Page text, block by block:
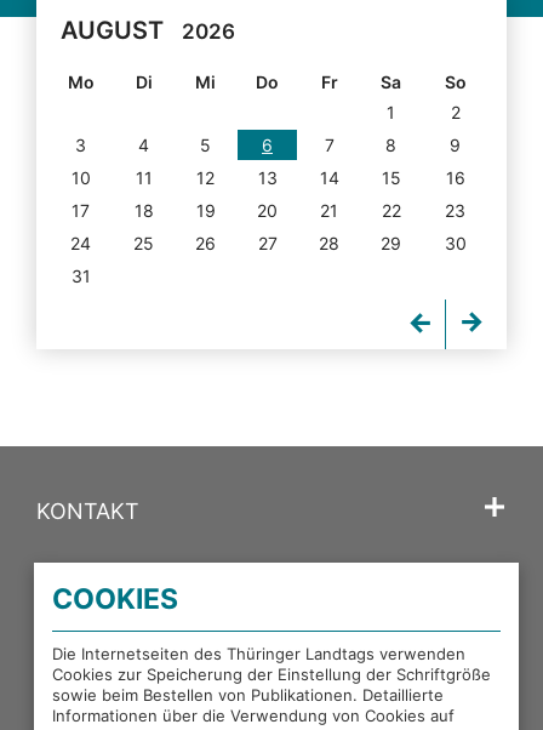
AUGUST 2026
Mo Di Mi Do Fr Sa
So
1
2
3
4 5 6 7 8
9
10
11 12 13 14 15
16
17
18 19 20 21 22
23
24
25 26 27 28 29
30
31
KONTAKT
PORTALE DES THÜRINGER LANDTAGS
EXTERNE LINKS
COOKIES
Die Internetseiten des Thüringer Landtags verwenden
Cookies zur Speicherung der Einstellung der Schriftgröße
sowie beim Bestellen von Publikationen. Detaillierte
Informationen über die Verwendung von Cookies auf